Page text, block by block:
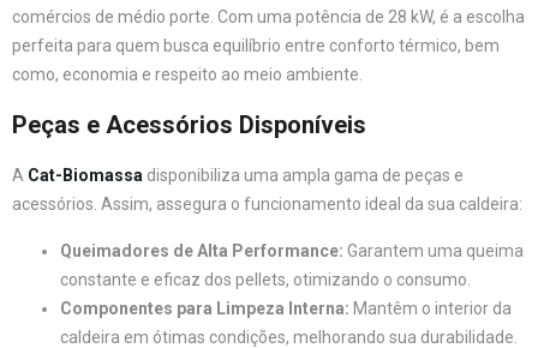
comércios de médio porte. Com uma potência de 28 kW, é a escolha
perfeita para quem busca equilíbrio entre conforto térmico, bem
como, economia e respeito ao meio ambiente.
Peças e Acessórios Disponíveis
A Cat-Biomassa disponibiliza uma ampla gama de peças e
acessórios. Assim, assegura o funcionamento ideal da sua caldeira:
Queimadores de Alta Performance: Garantem uma queima
constante e eficaz dos pellets, otimizando o consumo.
Componentes para Limpeza Interna: Mantêm o interior da
caldeira em ótimas condições, melhorando sua durabilidade.